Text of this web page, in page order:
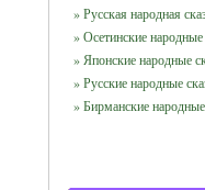
» Русская народная
» Осетинские
» Японские народные
» Русские народные
» Бирманские